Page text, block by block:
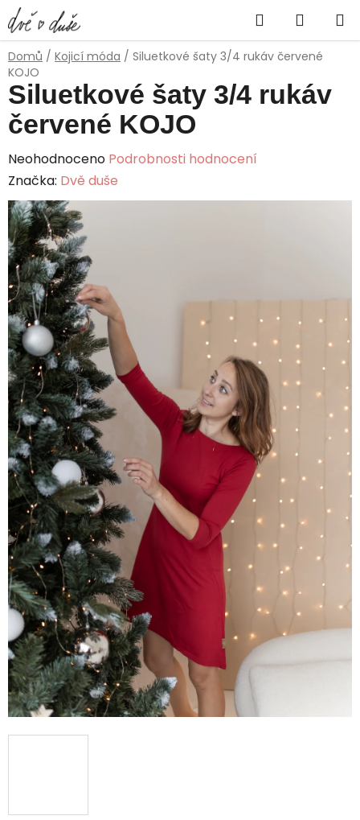
Přejít
na
obsah
Hledat
KOŠÍK
Domů / Kojicí móda / Siluetkové šaty 3/4 rukáv červené
KOJO
Siluetkové šaty 3/4 rukáv
červené KOJO
Průměrné
hodnocení
produktu
je
0,0
z
5
hvězdiček.
Neohodnoceno Podrobnosti hodnocení
Značka: Dvě duše